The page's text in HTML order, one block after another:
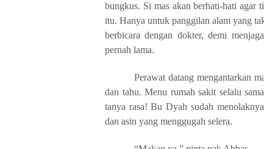
bungkus. Si mas akan berhati-hati agar
itu. Hanya untuk panggilan alam yang
berbicara dengan dokter, demi
pernah lama.
Perawat datang mengantarkan
dan tahu. Menu rumah sakit selalu
tanya rasa! Bu Dyah sudah
dan asin yang menggugah selera.